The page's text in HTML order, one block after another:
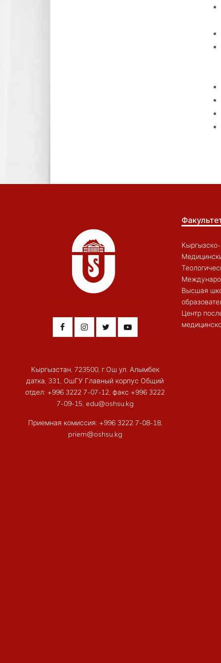
Кыргызстан, 723500, г.Ош ул. Алымбек
датка, 331, ОшГУ Главный корпус Общий
отдел: +996 3222 7-07-12, факс +996 3222
7-09-15, edu@oshsu.kg
Приемная комиссия: +996 3222 7-08-18,
priem@oshsu.kg
Высшая
Центр